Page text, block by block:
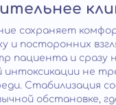
сохраняет
и посторонних
пациента и сразу
интоксикации не
Стабилизация
обстановке,